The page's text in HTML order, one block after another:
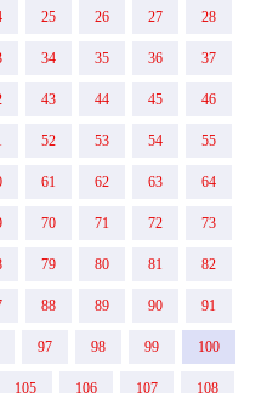
れて行ってくれました。
うと、ありありと想像で
ざいます。こんなに素敵
満足
かけてくれて、緊張がほ
ったのですが、本物でし
い。我慢できずたくさん
25 26 27 28
34 35 36 37
43 44 45 46
52 53 54 55
61 62 63 64
70 71 72 73
79 80 81 82
88 89 90 91
97 98 99 100
105 106 107 108